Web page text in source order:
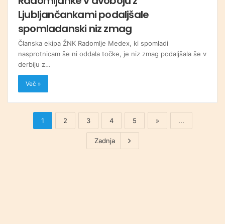
Ljubljančankami podaljšale
spomladanski niz zmag
Članska ekipa ŽNK Radomlje Medex, ki spomladi
nasprotnicam še ni oddala točke, je niz zmag podaljšala še v
derbiju z…
Več »
1 2 3 4 5 » ...
Zadnja